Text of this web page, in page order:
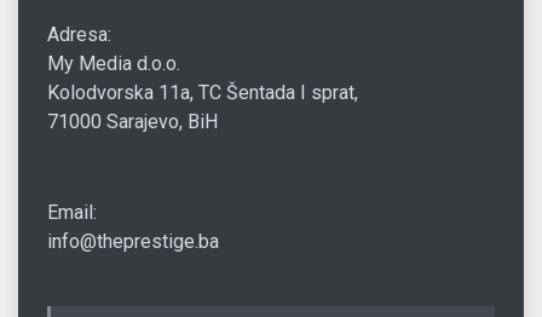
Adresa:
My Media d.o.o.
Kolodvorska 11a, TC Šentada I sprat,
71000 Sarajevo, BiH
Email:
info@theprestige.ba